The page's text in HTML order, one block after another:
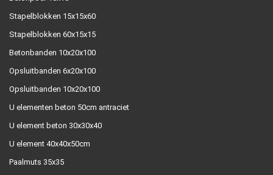
Stapelblokken 15x15x60
Stapelblokken 60x15x15
Betonbanden 10x20x100
Opsluitbanden 6x20x100
Opsluitbanden 10x20x100
U elementen beton 50cm antraciet
U element beton 30x30x40
U element 40x40x50cm
Paalmuts 35x35